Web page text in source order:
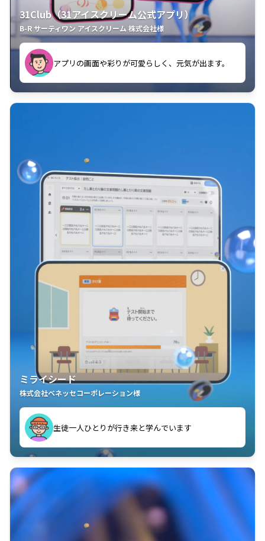
31Club（31アイスクリーム公式アプリ）
B-R サーティワン アイスクリーム 株式会社様
アプリの画面や彩りが可愛らしく、元気が出ます。
クラスごとに特典があるようなので使うのが楽しいで
す。
ミライシード
株式会社ベネッセコーポレーション様
生徒一人ひとりが行き来と学んでいます
教室中の児童生徒が「問題が解けてうれしい」「解く
ことが楽しい」を実感しています